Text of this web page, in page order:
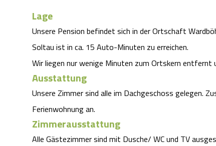
Lage
Unsere Pension befindet sich in der Ortschaft
Soltau ist in ca. 15 Auto-Minuten zu erreichen.
Wir liegen nur wenige Minuten zum Ortskern entfernt
Ausstattung
Unsere Zimmer sind alle im Dachgeschoss gelegen.
Ferienwohnung an.
Zimmerausstattung
Alle Gästezimmer sind mit Dusche/ WC und TV